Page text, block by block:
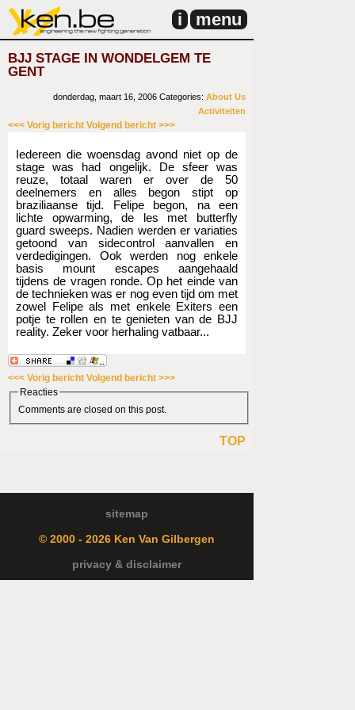
i menu
BJJ STAGE IN WONDELGEM TE
GENT
donderdag, maart 16, 2006 Categories: About Us
Activiteiten
<<< Vorig bericht Volgend bericht >>>
Iedereen die woensdag avond niet op de
stage was had ongelijk. De sfeer was
reuze, totaal waren er over de 50
deelnemers en alles begon stipt op
braziliaanse tijd. Felipe begon, na een
lichte opwarming, de les met butterfly
guard sweeps. Nadien werden er variaties
getoond van sidecontrol aanvallen en
verdedigingen. Ook werden nog enkele
basis mount escapes aangehaald
tijdens de vragen ronde. Op het einde van
de technieken was er nog even tijd om met
zowel Felipe als met enkele Exiters een
potje te rollen en te genieten van de BJJ
reality. Zeker voor herhaling vatbaar...
<<< Vorig bericht Volgend bericht >>>
Reacties
Comments are closed on this post.
TOP
sitemap
© 2000 - 2026 Ken Van Gilbergen
privacy & disclaimer